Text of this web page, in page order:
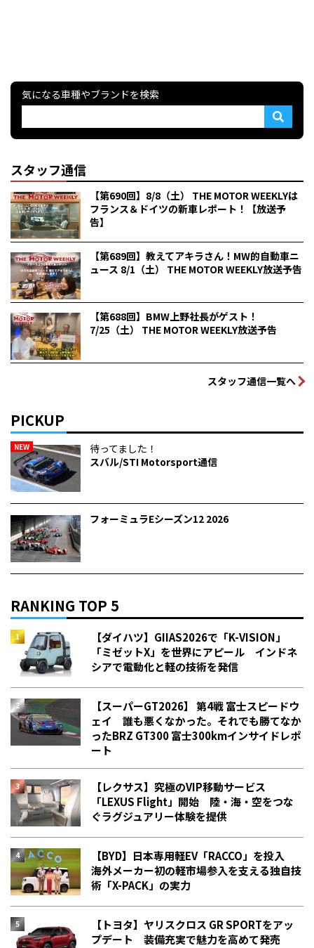
気になる車種やブランドを検索
スタッフ通信
【第690回】8/8（土） THE MOTOR WEEKLYは
フランス＆ドイツの新車レポート！【放送予
告】
【第689回】教えてアキラさん！MW的自動車ニ
ュース 8/1（土） THE MOTOR WEEKLY放送予告
【第688回】BMW上野社長がゲスト！
7/25（土） THE MOTOR WEEKLY放送予告
スタッフ通信一覧へ
PICKUP
NEW
待ってました！
スバル/STI Motorsport通信
フォーミュラEシーズン12 2026
RANKING TOP 5
【ダイハツ】GIIAS2026で「K-VISION」
「ミゼットX」を世界にアピール インドネ
シアで電動化と軽の技術を発信
【スーパーGT2026】 第4戦 富士スピードウ
ェイ 誰も悪くなかった。それでも勝てなか
った――BRZ GT300 富士300kmインサイドレポ
ート
【レクサス】究極のVIP移動サービス
「LEXUS Flight」開始 陸・海・空をつな
ぐラグジュアリー体験を提供
【BYD】日本専用軽EV「RACCO」を投入
海外メーカー初の軽市場参入を支える独自技
術「X-PACK」の実力
【トヨタ】ヤリスクロス GR SPORTをアッ
プデート 装備充実で魅力を高めて発売